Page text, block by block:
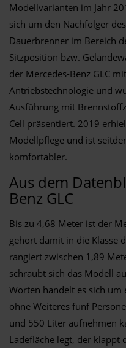
Modellvarianten im Jahr
sich um den Nachfolger
Dauerbrenner im Bereich
Sitzposition bzw.
der Mercedes-Benz GLC
Antriebstechnologie und
Ausführung mit
Cell präsentiert. 2019
Modellpflege und ist
komfortabler.
Aus dem
Benz GLC
Bis zu 4,68 Meter ist der
gehört damit in die Klasse
rangiert zwischen 1,89
schraubt sich das Modell
Worten handelt es sich um
ohne Weiteres fünf
und 550 Liter aufnehmen
Ladefläche legt, der klappt